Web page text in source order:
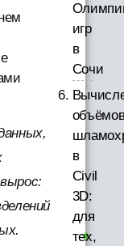
игр
в
Сочи
в
Civil
3D:
для
тех,